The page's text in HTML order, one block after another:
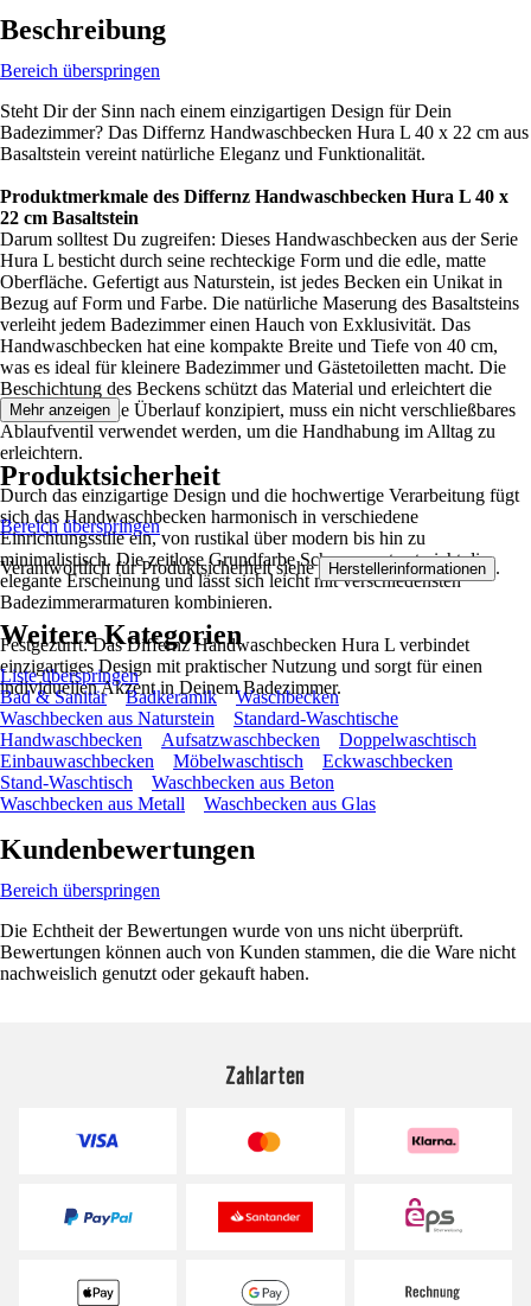
Beschreibung
Bereich überspringen
Steht Dir der Sinn nach einem einzigartigen Design für Dein
Badezimmer? Das Differnz Handwaschbecken Hura L 40 x 22 cm aus
Basaltstein vereint natürliche Eleganz und Funktionalität.
Produktmerkmale des Differnz Handwaschbecken Hura L 40 x
22 cm Basaltstein
Darum solltest Du zugreifen: Dieses Handwaschbecken aus der Serie
Hura L besticht durch seine rechteckige Form und die edle, matte
Oberfläche. Gefertigt aus Naturstein, ist jedes Becken ein Unikat in
Bezug auf Form und Farbe. Die natürliche Maserung des Basaltsteins
verleiht jedem Badezimmer einen Hauch von Exklusivität. Das
Handwaschbecken hat eine kompakte Breite und Tiefe von 40 cm,
was es ideal für kleinere Badezimmer und Gästetoiletten macht. Die
Beschichtung des Beckens schützt das Material und erleichtert die
Reinigung. Ohne Überlauf konzipiert, muss ein nicht verschließbares
Ablaufventil verwendet werden, um die Handhabung im Alltag zu
erleichtern.
Durch das einzigartige Design und die hochwertige Verarbeitung fügt
sich das Handwaschbecken harmonisch in verschiedene
Einrichtungsstile ein, von rustikal über modern bis hin zu
minimalistisch. Die zeitlose Grundfarbe Schwarz unterstreicht die
elegante Erscheinung und lässt sich leicht mit verschiedensten
Badezimmerarmaturen kombinieren.
Festgezurrt: Das Differnz Handwaschbecken Hura L verbindet
einzigartiges Design mit praktischer Nutzung und sorgt für einen
individuellen Akzent in Deinem Badezimmer.
Mehr anzeigen
Produktsicherheit
Bereich überspringen
Verantwortlich für Produktsicherheit siehe Herstellerinformationen .
Weitere Kategorien
Liste überspringen
Bad & Sanitär
Badkeramik
Waschbecken
Waschbecken aus Naturstein
Standard-Waschtische
Handwaschbecken
Aufsatzwaschbecken
Doppelwaschtisch
Einbauwaschbecken
Möbelwaschtisch
Eckwaschbecken
Stand-Waschtisch
Waschbecken aus Beton
Waschbecken aus Metall
Waschbecken aus Glas
Kundenbewertungen
Bereich überspringen
Die Echtheit der Bewertungen wurde von uns nicht überprüft.
Bewertungen können auch von Kunden stammen, die die Ware nicht
nachweislich genutzt oder gekauft haben.
Zahlarten